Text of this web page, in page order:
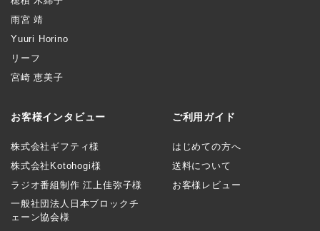
雨宮 靖
Yuuri Horino
リーフ
宮崎 恵美子
お客様インタビュー
株式会社ギフティ様
株式会社Kotohogi様
ラジオ番組制作 江上佳弥子様
一般社団法人日本ブロックチ
ェーン協会様
ご利用ガイド
はじめての方へ
送料について
お客様レビュー